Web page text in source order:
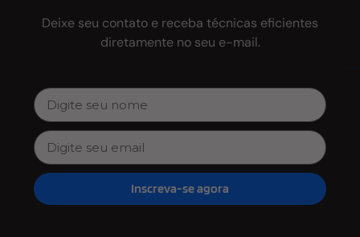
Deixe seu contato e receba técnicas eficientes
diretamente no seu e-mail.
Inscreva-se agora